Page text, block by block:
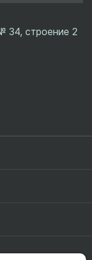
34, строение 2